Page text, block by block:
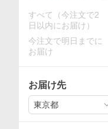
すべて（今注文で2
日以内にお届け）
今注文で明日までに
お届け
お届け先
東京都